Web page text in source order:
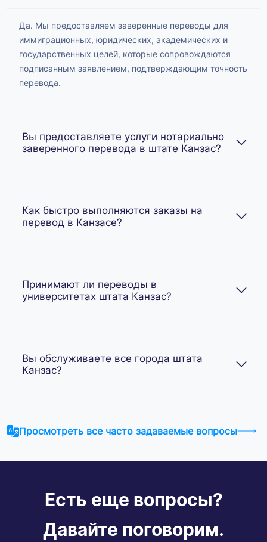
Да. Мы предоставляем заверенные переводы для
иммиграционных, юридических, академических и
государственных целей, которые сопровождаются
подписанным заявлением, подтверждающим точность
перевода.
Вы предоставляете услуги нотариально
заверенного перевода в штате Канзас?
Как быстро выполняются заказы на
перевод в Канзасе?
Принимают ли переводы в
университетах штата Канзас?
Вы обслуживаете все города штата
Канзас?
Просмотреть все часто задаваемые вопросы
Есть еще вопросы?
Давайте поговорим.